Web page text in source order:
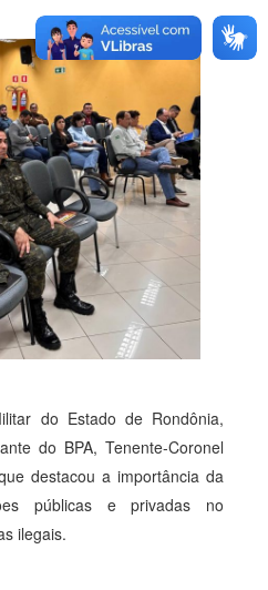
do Estado de Rondônia,
do BPA, Tenente-Coronel
destacou a importância da
públicas e privadas no
ilegais.